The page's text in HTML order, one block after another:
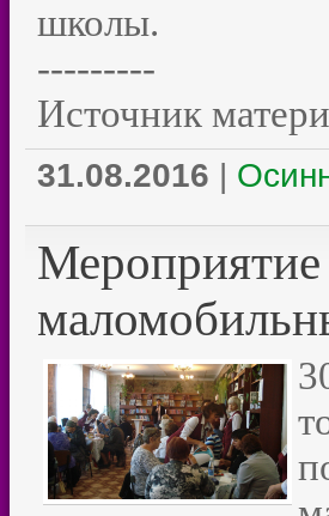
школы.
---------
Источник
31.08.2016 |
Мероприятие